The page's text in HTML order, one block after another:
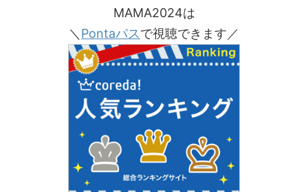
MAMA2024は
＼ Pontaパスで視聴できます／